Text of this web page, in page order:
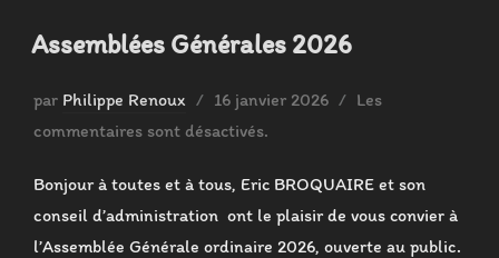
Assemblées Générales 2026
par Philippe Renoux
Publié
le
16 janvier 2026
Les
commentaires sont désactivés.
Bonjour à toutes et à tous, Eric BROQUAIRE et son
conseil d’administration ont le plaisir de vous convier à
l’Assemblée Générale ordinaire 2026, ouverte au public.